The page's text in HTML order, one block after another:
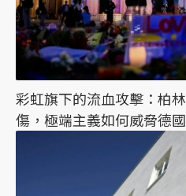
彩虹旗下的流血攻擊：柏
傷，極端主義如何威脅德